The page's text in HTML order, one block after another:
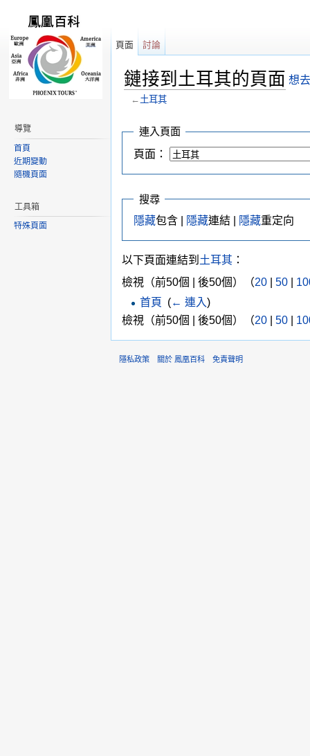
鏈接到土耳其的頁面 想
← 土耳其
連入頁面
頁面：
搜尋
隱藏包含 | 隱藏連結 | 隱藏重定向
以下頁面連結到 土耳其 ：
檢視（前50個 | 後50個）（20 50
首頁
(← 連入)
檢視（前50個 | 後50個）（20 50
頁面 討論
導覽
首頁
近期變動
隨機頁面
工具箱
特殊頁面
隱私政策 關於 鳳凰百科 免責聲明